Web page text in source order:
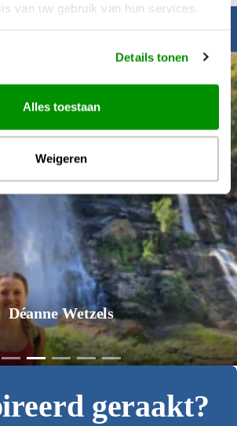
van uw gebruik van hun services.
Details tonen
Alles toestaan
Weigeren
Déanne Wetzels
geraakt?